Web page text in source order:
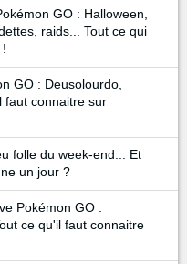
GO : Halloween,
raids... Tout ce qui
GO : Deusolourdo,
faut connaitre sur
folle du week-end... Et
un jour ?
Pokémon GO :
ce qu'il faut connaitre